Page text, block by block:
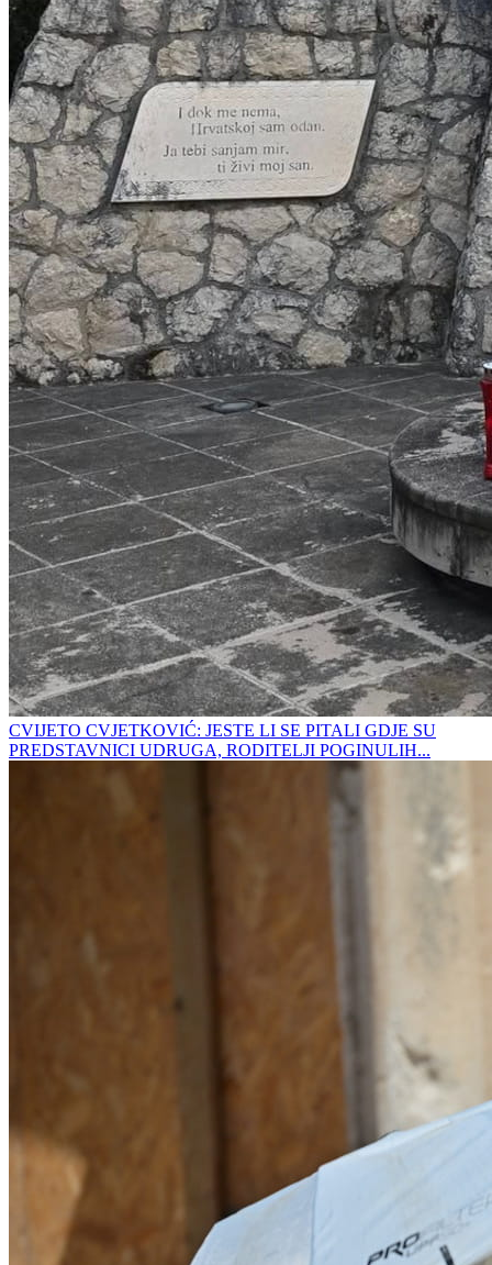
CVIJETO CVJETKOVIĆ: JESTE LI SE PITALI GDJE SU
PREDSTAVNICI UDRUGA, RODITELJI POGINULIH...